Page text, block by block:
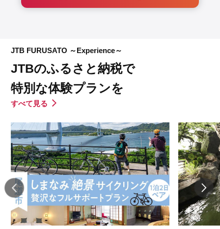
JTB FURUSATO ～Experience～
JTBのふるさと納税で
特別な体験プランを
すべて見る